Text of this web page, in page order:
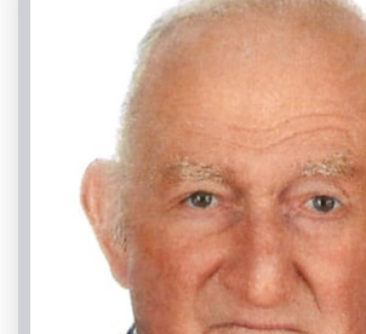
PASSATE:
TRIGESIMA
Caraglio, Chiesa di San Lorenzo Martire
24/04/2022 11:00
Visibile a tutti gli utenti